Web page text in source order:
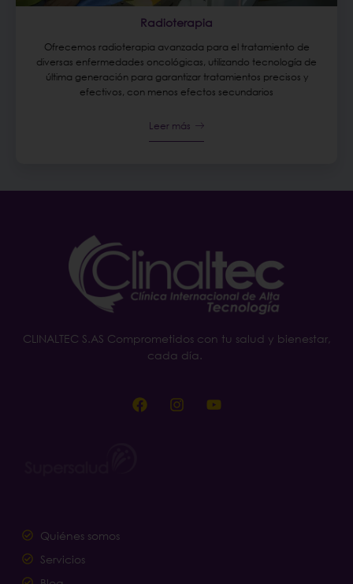
Radioterapia
Ofrecemos radioterapia avanzada para el tratamiento de
diversas enfermedades oncológicas, utilizando tecnología de
última generación para garantizar tratamientos precisos y
efectivos, con menos efectos secundarios
Leer más
CLINALTEC S.AS Comprometidos con tu salud y bienestar,
cada día.
Quiénes somos
Servicios